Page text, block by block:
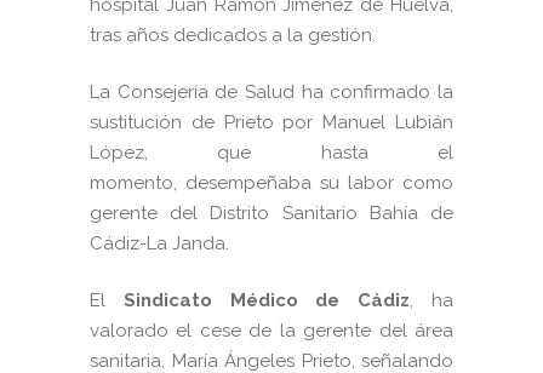
hospital Juan Ramón Jiménez de Huelva,
tras años dedicados a la gestión.
La Consejería de Salud ha confirmado la
sustitución de Prieto por Manuel Lubián
López, que hasta el
momento, desempeñaba su labor como
gerente del Distrito Sanitario Bahía de
Cádiz-La Janda.
El Sindicato Médico de Cádiz, ha
valorado el cese de la gerente del área
sanitaria, María Ángeles Prieto, señalando